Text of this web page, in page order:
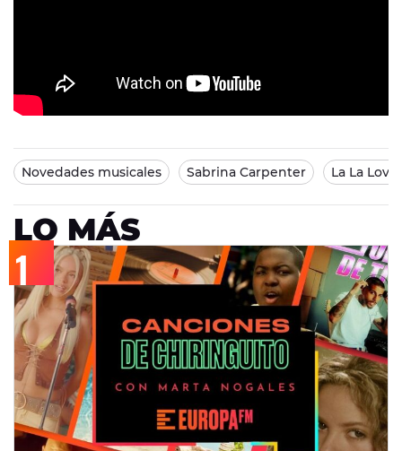
Novedades musicales Sabrina Carpenter La La Love
LO MÁS